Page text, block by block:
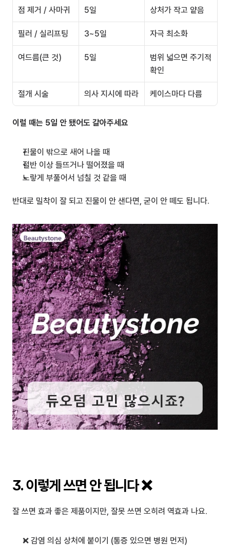
점 제거 / 사마귀 5일 상처가 작고 얕음
필러 / 실리프팅 3~5일 자극 최소화
여드름(큰 것) 5일
범위 넓으면 주기적
확인
절개 시술 의사 지시에 따라 케이스마다 다름
이럴 때는 5일 안 됐어도 갈아주세요
진물이 밖으로 새어 나올 때
절반 이상 들뜨거나 떨어졌을 때
노랗게 부풀어서 넘칠 것 같을 때
반대로 밀착이 잘 되고 진물이 안 샌다면, 굳이 안 떼도 됩니다.
3. 이렇게 쓰면 안 됩니다 ❌
잘 쓰면 효과 좋은 제품이지만, 잘못 쓰면 오히려 역효과 나요.
❌ 감염 의심 상처에 붙이기 (통증 있으면 병원 먼저)